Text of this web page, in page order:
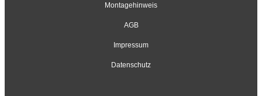
Montagehinweis
AGB
Impressum
Datenschutz